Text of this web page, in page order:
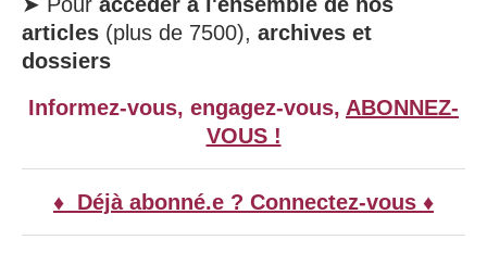
articles (plus de 7500), archives et
dossiers
Informez-vous, engagez-vous, ABONNEZ-
VOUS !
♦ Déjà abonné.e ? Connectez-vous ♦